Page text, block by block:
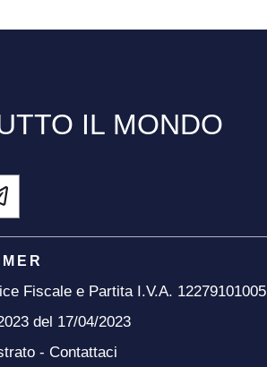
IL MONDO
Fiscale e Partita I.V.A. 12279101005
del 17/04/2023
- Contattaci